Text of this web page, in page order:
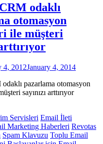
odaklı
otomasyon
ile müşteri
4, 2012January 4, 2014
pazarlama otomasyon
sayınızı arttırıyor
Servisleri Email İleti
Marketing Haberleri Revotas
Spam Klavuzu Toplu Email